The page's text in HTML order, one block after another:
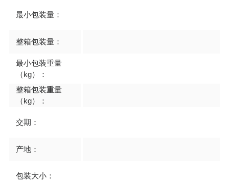
最小包装量：
整箱包装量：
最小包装重量
（kg）：
整箱包装重量
（kg）：
交期：
产地：
包装大小：